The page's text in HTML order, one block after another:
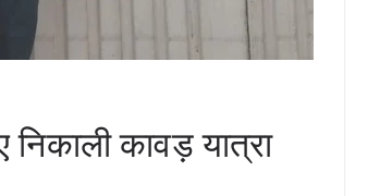
कावड़ यात्रा